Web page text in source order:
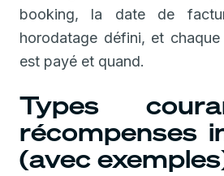
booking, la date de
horodatage défini, et
est payé et quand.
Types
récompenses
(avec